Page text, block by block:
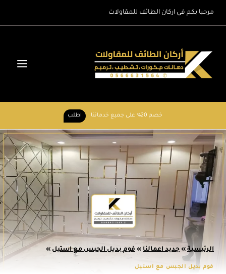
مرحبا بكم في اركان الطائف للمقاولات
خصم 20% على جميع خدماتنا اطلب
الرئيسية » جديد اعمالنا » فوم بديل الجبس مع استيل »
فوم بديل الجبس مع استيل